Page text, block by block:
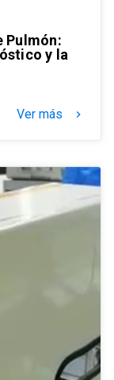
Pulmón:
y la
Ver más keyboard_arrow_right